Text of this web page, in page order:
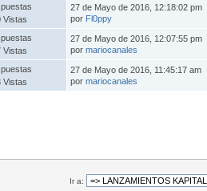
Vistas
27 de Mayo de 2016, 12:18:02 pm
por Fl0ppy
Vistas
27 de Mayo de 2016, 12:07:55 pm
pormariocanales
Vistas
27 de Mayo de 2016, 11:45:17 am
pormariocanales
Ir a: